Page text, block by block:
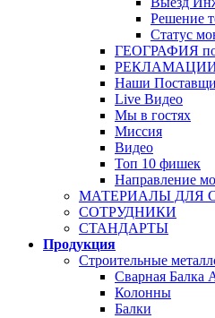
Решение
Статус
ГЕОГРАФИЯ
Наши
Live Видео
Мы в гостях
Миссия
Видео
Топ 10 фишек
Направление
МАТЕРИАЛЫ ДЛЯ
СОТРУДНИКИ
СТАНДАРТЫ
Продукция
Строительные
Сварная Балка
Колонны
Балки